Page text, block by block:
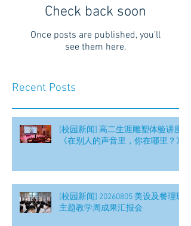
Check back soon
Once posts are published, you’ll
see them here.
Recent Posts
[校园新闻] 高二生涯雕塑体验讲座
《在别人的声音里，你在哪里？》
[校园新闻] 20260805 美设及餐理班
主题教学周成果汇报会